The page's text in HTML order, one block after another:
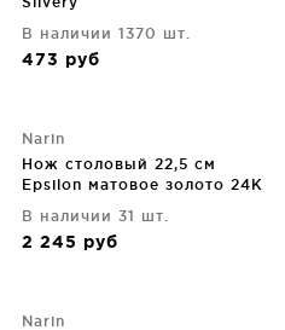
В наличии 1370 шт.
473 руб
Narin
Нож столовый 22,5 см
Epsilon матовое золото 24K
В наличии 31 шт.
2 245 руб
Narin